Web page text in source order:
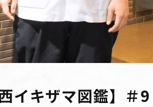
西イキザマ図鑑】